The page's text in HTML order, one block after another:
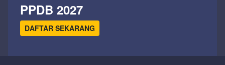
PPDB 2027
DAFTAR SEKARANG